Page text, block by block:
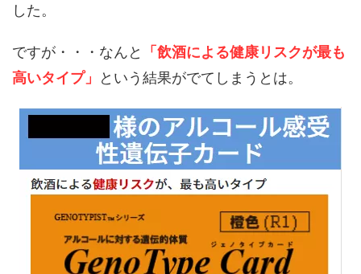
した。
ですが・・・なんと
「飲酒による健康リスクが最も
高いタイプ」
という結果がでてしまうとは。